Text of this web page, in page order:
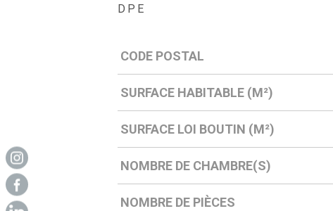
DPE
Caractérisque Valeurs
CODE POSTAL
SURFACE HABITABLE (M²)
SURFACE LOI BOUTIN (M²)
NOMBRE DE CHAMBRE(S)
NOMBRE DE PIÈCES